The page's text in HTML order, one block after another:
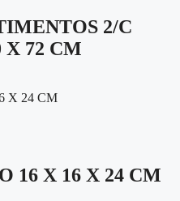
2/C
X 72 CM
16 X 16 X 24 CM